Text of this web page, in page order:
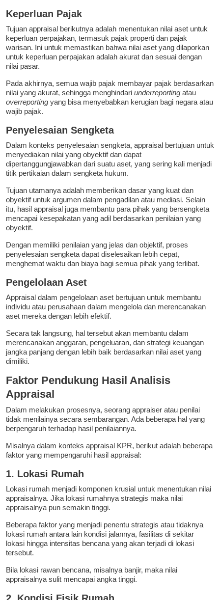
Keperluan Pajak
Tujuan appraisal berikutnya adalah menentukan nilai aset untuk
keperluan perpajakan, termasuk pajak properti dan pajak
warisan. Ini untuk memastikan bahwa nilai aset yang dilaporkan
untuk keperluan perpajakan adalah akurat dan sesuai dengan
nilai pasar.
Pada akhirnya, semua wajib pajak membayar pajak berdasarkan
nilai yang akurat, sehingga menghindari underreporting atau
overreporting yang bisa menyebabkan kerugian bagi negara atau
wajib pajak.
Penyelesaian Sengketa
Dalam konteks penyelesaian sengketa, appraisal bertujuan untuk
menyediakan nilai yang obyektif dan dapat
dipertanggungjawabkan dari suatu aset, yang sering kali menjadi
titik pertikaian dalam sengketa hukum.
Tujuan utamanya adalah memberikan dasar yang kuat dan
obyektif untuk argumen dalam pengadilan atau mediasi. Selain
itu, hasil appraisal juga membantu para pihak yang bersengketa
mencapai kesepakatan yang adil berdasarkan penilaian yang
obyektif.
Dengan memiliki penilaian yang jelas dan objektif, proses
penyelesaian sengketa dapat diselesaikan lebih cepat,
menghemat waktu dan biaya bagi semua pihak yang terlibat.
Pengelolaan Aset
Appraisal dalam pengelolaan aset bertujuan untuk membantu
individu atau perusahaan dalam mengelola dan merencanakan
aset mereka dengan lebih efektif.
Secara tak langsung, hal tersebut akan membantu dalam
merencanakan anggaran, pengeluaran, dan strategi keuangan
jangka panjang dengan lebih baik berdasarkan nilai aset yang
dimiliki.
Faktor Pendukung Hasil Analisis
Appraisal
Dalam melakukan prosesnya, seorang appraiser atau penilai
tidak menilainya secara sembarangan. Ada beberapa hal yang
berpengaruh terhadap hasil penilaiannya.
Misalnya dalam konteks appraisal KPR, berikut adalah beberapa
faktor yang mempengaruhi hasil appraisal:
1. Lokasi Rumah
Lokasi rumah menjadi komponen krusial untuk menentukan nilai
appraisalnya. Jika lokasi rumahnya strategis maka nilai
appraisalnya pun semakin tinggi.
Beberapa faktor yang menjadi penentu strategis atau tidaknya
lokasi rumah antara lain kondisi jalannya, fasilitas di sekitar
lokasi hingga intensitas bencana yang akan terjadi di lokasi
tersebut.
Bila lokasi rawan bencana, misalnya banjir, maka nilai
appraisalnya sulit mencapai angka tinggi.